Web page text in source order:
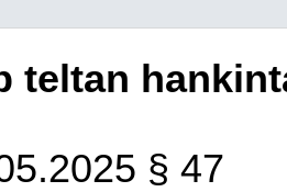
teltan
§ 47